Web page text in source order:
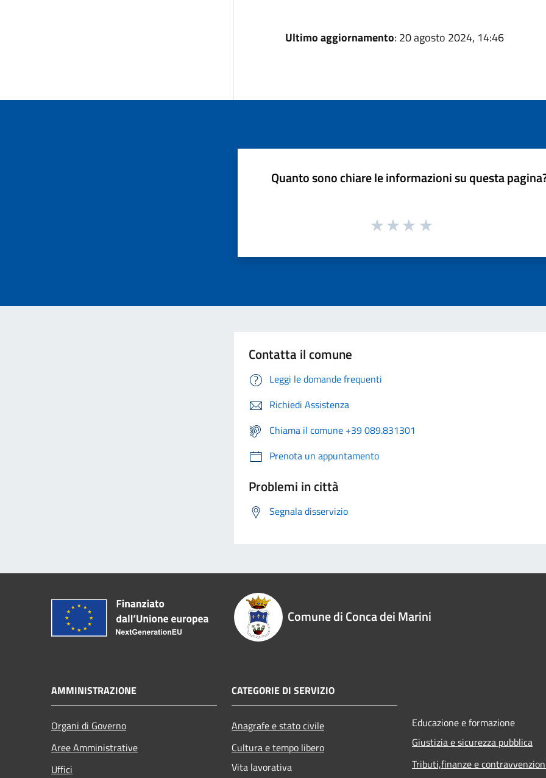
Ultimo aggiornamento: 20 agosto 2024, 14:46
Quanto sono chiare le informazioni su questa
Contatta il comune
Leggi le domande frequenti
Richiedi Assistenza
Chiama il comune +39 089.831301
Prenota un appuntamento
Problemi in città
Segnala disservizio
Comune di Conca dei Marini
AMMINISTRAZIONE
Organi di Governo
Aree Amministrative
Uffici
CATEGORIE DI SERVIZIO
Anagrafe e stato civile
Cultura e tempo libero
Vita lavorativa
Educazione e formazione
Giustizia e sicurezza pubblica
Tributi,finanze e